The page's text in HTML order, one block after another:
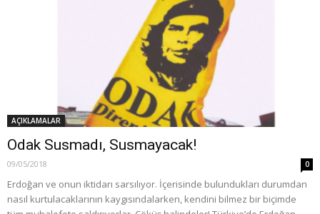
AÇIKLAMALAR
Odak Susmadı, Susmayacak!
09/05/2018 0
Erdoğan ve onun iktidarı sarsılıyor. İçerisinde bulundukları durumdan
nasıl kurtulacaklarının kaygısındalarken, kendini bilmez bir biçimde